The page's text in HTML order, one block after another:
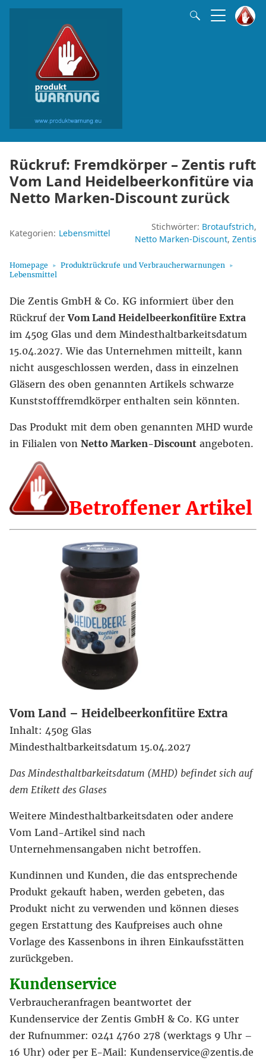
Rückruf: Fremdkörper – Zentis ruft
Vom Land Heidelbeerkonfitüre via
Netto Marken-Discount zurück
Kategorien: Lebensmittel
Stichwörter: Brotaufstrich
Netto Marken-Discount Zentis
Homepage
Produktrückrufe und Verbraucherwarnungen
Lebensmittel
Die Zentis GmbH & Co. KG informiert über den
Rückruf derVom Land Heidelbeerkonfitüre Extra
im 450g Glas und dem Mindesthaltbarkeitsdatum
15.04.2027. Wie das Unternehmen mitteilt, kann
nicht ausgeschlossen werden, dass in einzelnen
Gläsern des oben genannten Artikels schwarze
Kunststofffremdkörper enthalten sein könnten.
Das Produkt mit dem oben genannten MHD wurde
in Filialen von Netto Marken-Discount angeboten.
Betroffener Artikel
Vom Land – Heidelbeerkonfitüre Extra
Inhalt: 450g Glas
Mindesthaltbarkeitsdatum 15.04.2027
Das Mindesthaltbarkeitsdatum (MHD) befindet sich auf
dem Etikett des Glases
Weitere Mindesthaltbarkeitsdaten oder andere
Vom Land-Artikel sind nach
Unternehmensangaben nicht betroffen.
Kundinnen und Kunden, die das entsprechende
Produkt gekauft haben, werden gebeten, das
Produkt nicht zu verwenden und können dieses
gegen Erstattung des Kaufpreises auch ohne
Vorlage des Kassenbons in ihren Einkaufsstätten
zurückgeben.
Kundenservice
Verbraucheranfragen beantwortet der
Kundenservice der Zentis GmbH & Co. KG unter
der Rufnummer: 0241 4760 278 (werktags 9 Uhr –
16 Uhr) oder per E-Mail: Kundenservice@zentis.de